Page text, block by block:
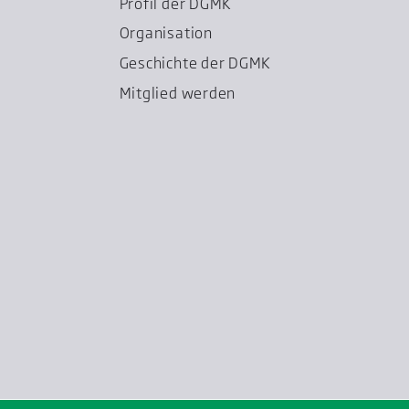
Organisation
Geschichte der DGMK
Mitglied werden